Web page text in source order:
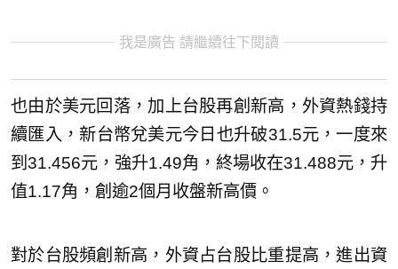
我是廣告 請繼續往下閱讀
也由於美元回落，加上台股再創新高，外資熱錢持
續匯入，新台幣兌美元今日也升破31.5元，一度來
到31.456元，強升1.49角，終場收在31.488元，升
值1.17角，創逾2個月收盤新高價。
對於台股頻創新高，外資占台股比重提高，進出資